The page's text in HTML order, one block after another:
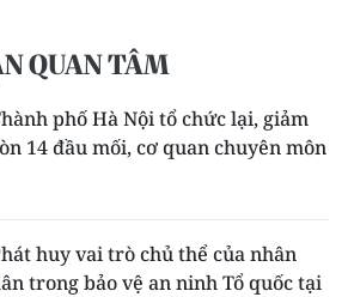
QUAN TÂM
phố Hà Nội tổ chức lại, giảm
14 đầu mối, cơ quan chuyên môn
huy vai trò chủ thể của nhân
trong bảo vệ an ninh Tổ quốc tại